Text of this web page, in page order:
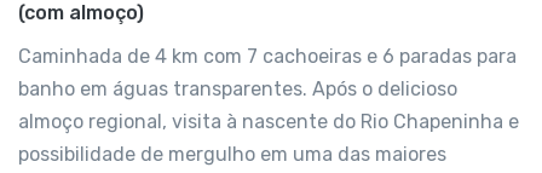
(com almoço)
Caminhada de 4 km com 7 cachoeiras e 6 paradas para
banho em águas transparentes. Após o delicioso
almoço regional, visita à nascente do Rio Chapeninha e
possibilidade de mergulho em uma das maiores